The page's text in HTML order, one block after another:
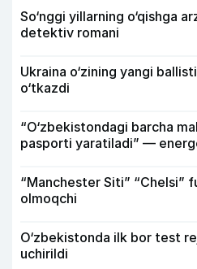
So‘nggi yillarning o‘qishga
detektiv romani
Ukraina o‘zining yangi
o‘tkazdi
“O‘zbekistondagi barcha
pasporti yaratiladi” —
“Manchester Siti” “Chelsi”
olmoqchi
O‘zbekistonda ilk bor test
uchirildi